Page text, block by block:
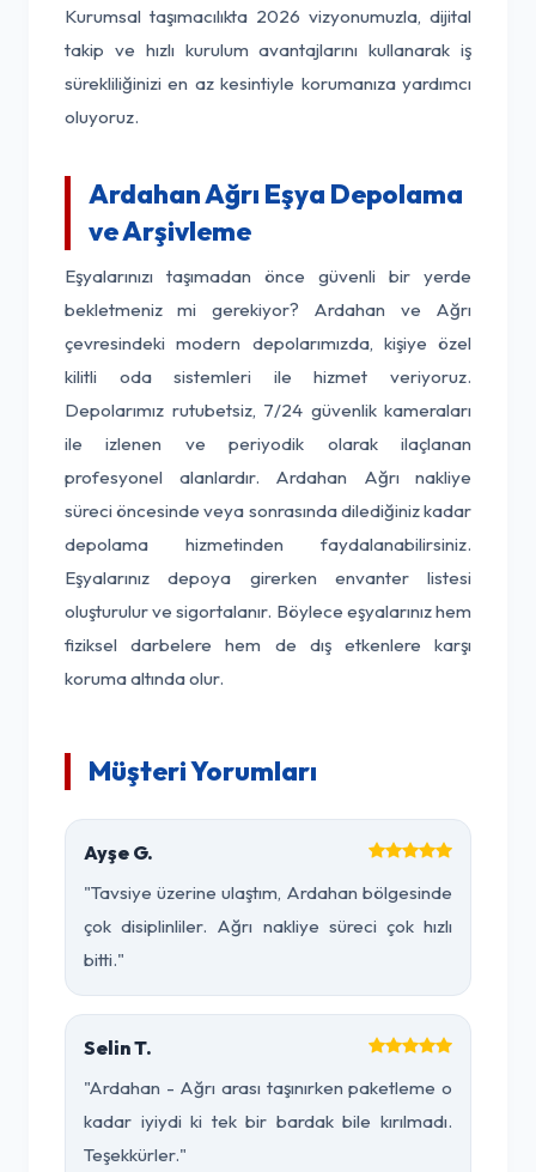
Kurumsal taşımacılıkta 2026 vizyonumuzla, dijital
takip ve hızlı kurulum avantajlarını kullanarak iş
sürekliliğinizi en az kesintiyle korumanıza yardımcı
oluyoruz.
Ardahan Ağrı Eşya Depolama
ve Arşivleme
Eşyalarınızı taşımadan önce güvenli bir yerde
bekletmeniz mi gerekiyor? Ardahan ve Ağrı
çevresindeki modern depolarımızda, kişiye özel
kilitli oda sistemleri ile hizmet veriyoruz.
Depolarımız rutubetsiz, 7/24 güvenlik kameraları
ile izlenen ve periyodik olarak ilaçlanan
profesyonel alanlardır. Ardahan Ağrı nakliye
süreci öncesinde veya sonrasında dilediğiniz kadar
depolama hizmetinden faydalanabilirsiniz.
Eşyalarınız depoya girerken envanter listesi
oluşturulur ve sigortalanır. Böylece eşyalarınız hem
fiziksel darbelere hem de dış etkenlere karşı
koruma altında olur.
Müşteri Yorumları
Ayşe G.
"Tavsiye üzerine ulaştım, Ardahan bölgesinde
çok disiplinliler. Ağrı nakliye süreci çok hızlı
bitti."
Selin T.
"Ardahan - Ağrı arası taşınırken paketleme o
kadar iyiydi ki tek bir bardak bile kırılmadı.
Teşekkürler."